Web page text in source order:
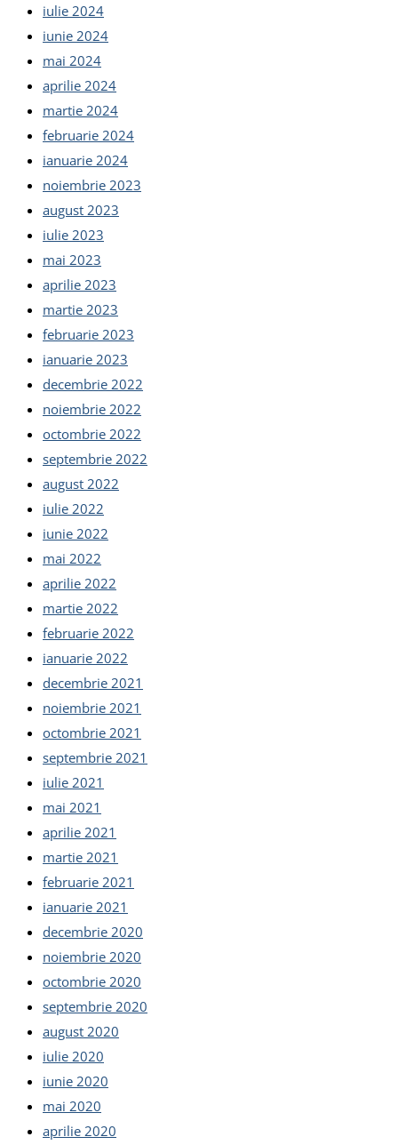
iulie 2024
iunie 2024
mai 2024
aprilie 2024
martie 2024
februarie 2024
ianuarie 2024
noiembrie 2023
august 2023
iulie 2023
mai 2023
aprilie 2023
martie 2023
februarie 2023
ianuarie 2023
decembrie 2022
noiembrie 2022
octombrie 2022
septembrie 2022
august 2022
iulie 2022
iunie 2022
mai 2022
aprilie 2022
martie 2022
februarie 2022
ianuarie 2022
decembrie 2021
noiembrie 2021
octombrie 2021
septembrie 2021
iulie 2021
mai 2021
aprilie 2021
martie 2021
februarie 2021
ianuarie 2021
decembrie 2020
noiembrie 2020
octombrie 2020
septembrie 2020
august 2020
iulie 2020
iunie 2020
mai 2020
aprilie 2020